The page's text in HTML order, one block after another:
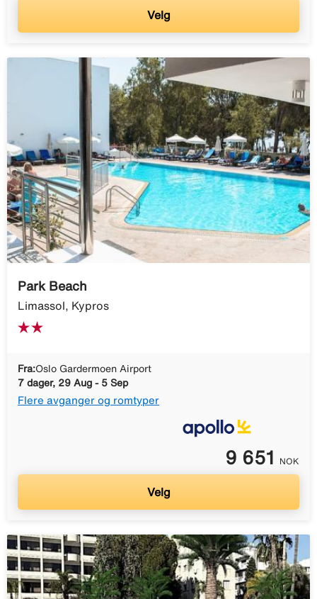
Velg
Park Beach
Limassol, Kypros
Fra:Oslo Gardermoen Airport
7 dager, 29 Aug - 5 Sep
Flere avganger og romtyper
9 651 NOK
Velg